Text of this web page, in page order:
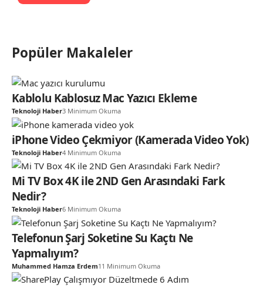
Popüler Makaleler
Kablolu Kablosuz Mac Yazıcı Ekleme
Teknoloji Haber3 Minimum Okuma
iPhone Video Çekmiyor (Kamerada Video Yok)
Teknoloji Haber4 Minimum Okuma
Mi TV Box 4K ile 2ND Gen Arasındaki Fark
Nedir?
Teknoloji Haber6 Minimum Okuma
Telefonun Şarj Soketine Su Kaçtı Ne
Yapmalıyım?
Muhammed Hamza Erdem11 Minimum Okuma